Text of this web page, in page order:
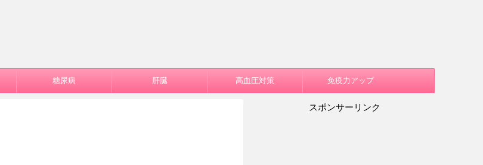
糖尿病 肝臓 高血圧対策 免疫力アップ
スポンサーリンク